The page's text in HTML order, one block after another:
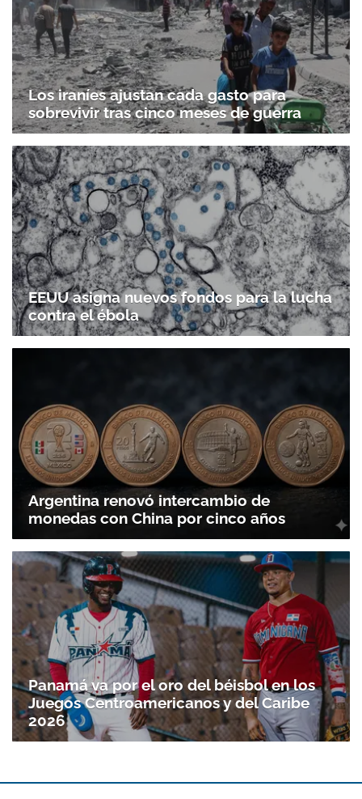
Los iraníes ajustan cada gasto para
sobrevivir tras cinco meses de guerra
EEUU asigna nuevos fondos para la lucha
contra el ébola
Argentina renovó intercambio de
monedas con China por cinco años
Panamá va por el oro del béisbol en los
Juegos Centroamericanos y del Caribe
2026